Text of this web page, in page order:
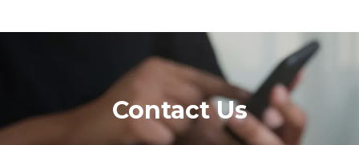
Contact Us